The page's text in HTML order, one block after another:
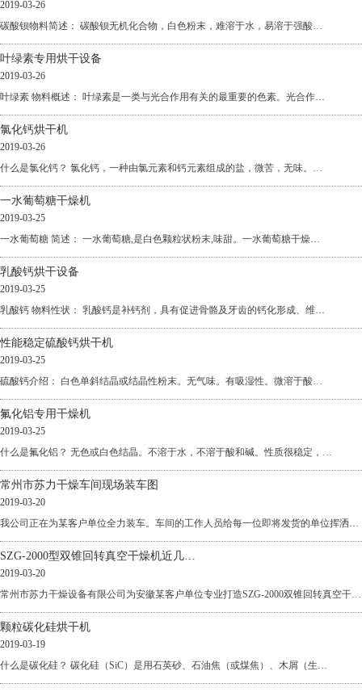
2019-03-26
碳酸钡物料简述： 碳酸钡无机化合物，白色粉末，难溶于水，易溶于强酸…
叶绿素专用烘干设备
2019-03-26
叶绿素 物料概述： 叶绿素是一类与光合作用有关的最重要的色素。光合作…
氯化钙烘干机
2019-03-26
什么是氯化钙？ 氯化钙，一种由氯元素和钙元素组成的盐，微苦，无味。…
一水葡萄糖干燥机
2019-03-25
一水葡萄糖 简述： 一水葡萄糖,是白色颗粒状粉末,味甜。一水葡萄糖干燥…
乳酸钙烘干设备
2019-03-25
乳酸钙 物料性状： 乳酸钙是补钙剂，具有促进骨骼及牙齿的钙化形成、维…
性能稳定硫酸钙烘干机
2019-03-25
硫酸钙介绍： 白色单斜结晶或结晶性粉末。无气味。有吸湿性。微溶于酸…
氟化铝专用干燥机
2019-03-25
什么是氟化铝？ 无色或白色结晶。不溶于水，不溶于酸和碱。性质很稳定，…
常州市苏力干燥车间现场装车图
2019-03-20
我公司正在为某客户单位全力装车。车间的工作人员给每一位即将发货的单位挥洒…
SZG-2000型双锥回转真空干燥机近几…
2019-03-20
常州市苏力干燥设备有限公司为安徽某客户单位专业打造SZG-2000双锥回转真空干…
颗粒碳化硅烘干机
2019-03-19
什么是碳化硅？ 碳化硅（SiC）是用石英砂、石油焦（或煤焦）、木屑（生…